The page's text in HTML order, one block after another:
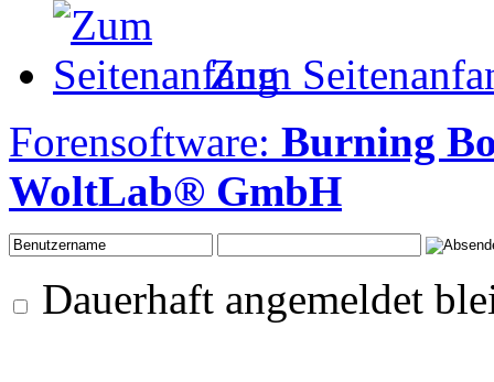
Zum
Forensoftware: Burning
WoltLab® GmbH
Dauerhaft angemeldet